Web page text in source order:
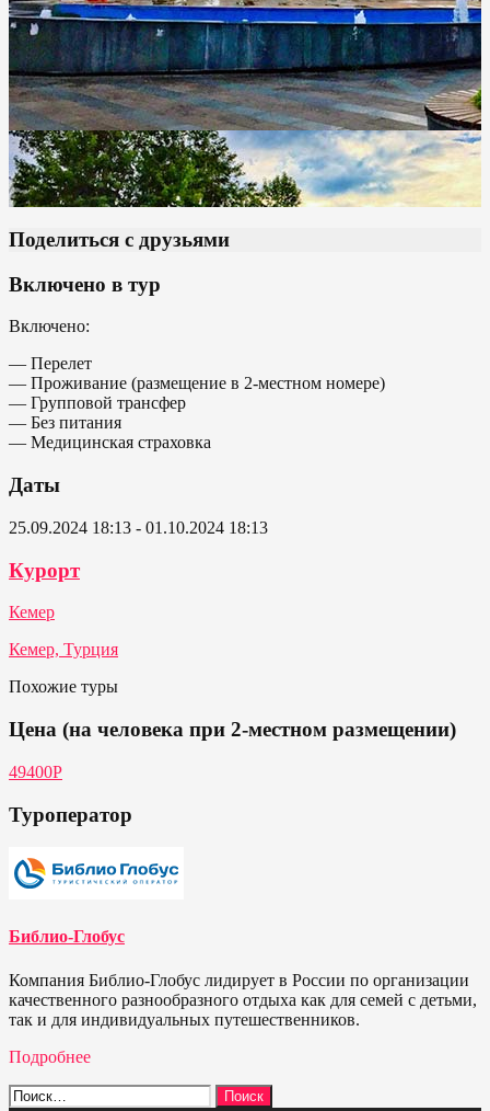
Поделиться с друзьями
Включено в тур
Включено:
— Перелет
— Проживание (размещение в 2-местном номере)
— Групповой трансфер
— Без питания
— Медицинская страховка
Даты
25.09.2024 18:13 - 01.10.2024 18:13
Курорт
Кемер
Кемер, Турция
Похожие туры
Цена (на человека при 2-местном размещении)
49400Р
Туроператор
Библио-Глобус
Компания Библио-Глобус лидирует в России по организации
качественного разнообразного отдыха как для семей с детьми,
так и для индивидуальных путешественников.
Подробнее
Найти: